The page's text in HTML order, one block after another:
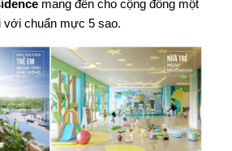
mang đến cho cộng đồng một
với chuẩn mực 5 sao.